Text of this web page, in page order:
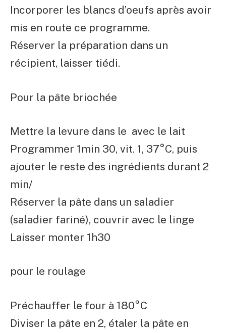
Incorporer les blancs d’oeufs après avoir
mis en route ce programme.
Réserver la préparation dans un
récipient, laisser tiédi.
Pour la pâte briochée
Mettre la levure dans le avec le lait
Programmer 1min 30, vit. 1, 37°C, puis
ajouter le reste des ingrédients durant 2
min/
Réserver la pâte dans un saladier
(saladier fariné), couvrir avec le linge
Laisser monter 1h30
pour le roulage
Préchauffer le four à 180°C
Diviser la pâte en 2, étaler la pâte en